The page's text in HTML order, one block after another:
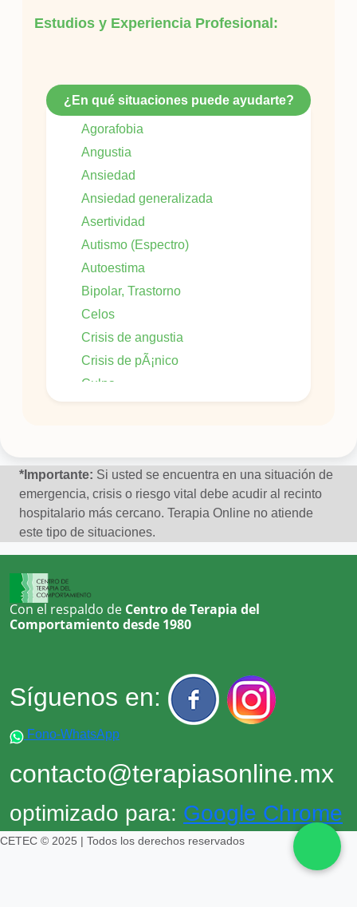
Estudios y Experiencia Profesional:
¿En qué situaciones puede ayudarte?
Agorafobia
Angustia
Ansiedad
Ansiedad generalizada
Asertividad
Autismo (Espectro)
Autoestima
Bipolar, Trastorno
Celos
Crisis de angustia
Crisis de pÃ¡nico
Culpa
DesÃ¡nimo
Dificultad en las relaciones interpersonales
Dificultades de concentraciÃ³n
Fobia
Insomnio
Irritabilidad
Miedo
Negativismo
Obsesiones â compulsiones
*Importante: Si usted se encuentra en una situación de
emergencia, crisis o riesgo vital debe acudir al recinto
hospitalario más cercano. Terapia Online no atiende
este tipo de situaciones.
Con el respaldo de Centro de Terapia del
Comportamiento desde 1980
Síguenos en:
Fono-WhatsApp
contacto@terapiasonline.mx
optimizado para: Google Chrome
CETEC © 2025 | Todos los derechos reservados